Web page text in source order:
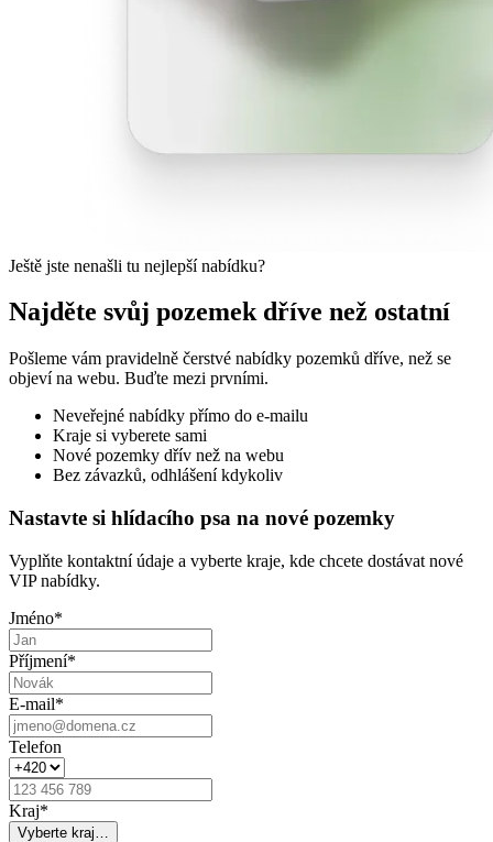
Ještě jste nenašli tu nejlepší nabídku?
Najděte svůj pozemek dříve než ostatní
Pošleme vám pravidelně čerstvé nabídky pozemků dříve, než se
objeví na webu. Buďte mezi prvními.
Neveřejné nabídky přímo do e-mailu
Kraje si vyberete sami
Nové pozemky dřív než na webu
Bez závazků, odhlášení kdykoliv
Nastavte si hlídacího psa na nové pozemky
Vyplňte kontaktní údaje a vyberte kraje, kde chcete dostávat nové
VIP nabídky.
Jméno*
Příjmení*
E-mail*
Telefon
Kraj*
Vyberte kraj…